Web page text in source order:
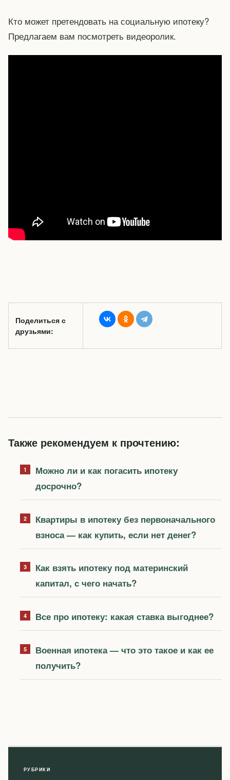
Кто может претендовать на социальную ипотеку?
Предлагаем вам посмотреть видеоролик.
Поделиться с
друзьями:
Также рекомендуем к прочтению:
Можно ли и как погасить ипотеку
досрочно?
Квартиры в ипотеку без первоначального
взноса — как купить, если нет денег?
Как взять ипотеку под материнский
капитал, с чего начать?
Все про ипотеку: какая ставка выгоднее?
Военная ипотека — что это такое и как ее
получить?
РУБРИКИ